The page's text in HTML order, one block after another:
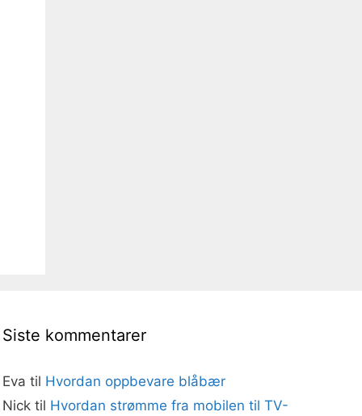
Siste kommentarer
Eva til Hvordan oppbevare blåbær
Nicktil Hvordan strømme fra mobilen til TV-